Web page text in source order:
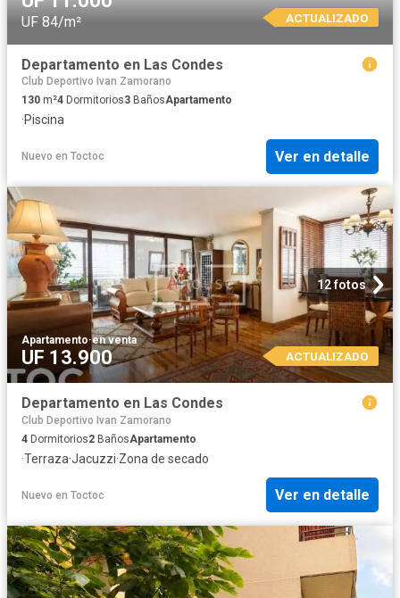
UF 84/m² ACTUALIZADO
Departamento en Las Condes
Club Deportivo Ivan Zamorano
130 m²4 Dormitorios3 BañosApartamento
·Piscina
Nuevo en Toctoc Ver en detalle
12 fotos
Apartamento·en venta
UF 13.900 ACTUALIZADO
Departamento en Las Condes
Club Deportivo Ivan Zamorano
4 Dormitorios2 BañosApartamento
·Terraza·Jacuzzi·Zona de secado
Nuevo en Toctoc Ver en detalle